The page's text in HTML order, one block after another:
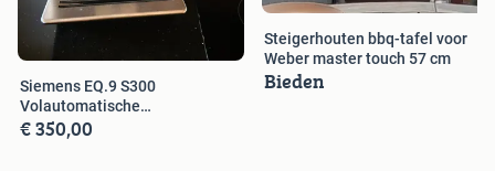
Siemens EQ.9 S300
Volautomatische
Espressomachine
€ 350,00
Steigerhouten bbq-tafel voor
Weber master touch 57 cm
Bieden